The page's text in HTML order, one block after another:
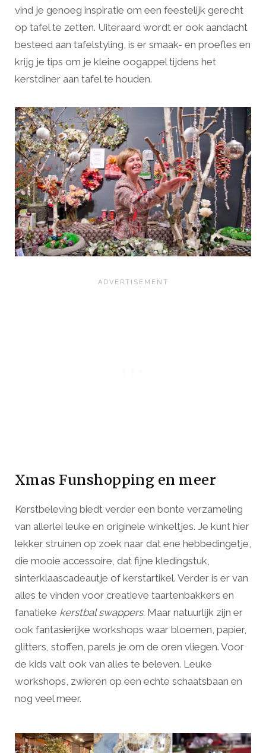
vind je genoeg inspiratie om een feestelijk gerecht
op tafel te zetten. Uiteraard wordt er ook aandacht
besteed aan tafelstyling, is er smaak- en proefles en
krijg je tips om je kleine oogappel tijdens het
kerstdiner aan tafel te houden.
Xmas Funshopping en meer
Kerstbeleving biedt verder een bonte verzameling
van allerlei leuke en originele winkeltjes. Je kunt hier
lekker struinen op zoek naar dat ene hebbedingetje,
die mooie accessoire, dat fijne kledingstuk,
sinterklaascadeautje of kerstartikel. Verder is er van
alles te vinden voor creatieve taartenbakkers en
fanatieke kerstbal swappers. Maar natuurlijk zijn er
ook fantasierijke workshops waar bloemen, papier,
glitters, stoffen, parels je om de oren vliegen. Voor
de kids valt ook van alles te beleven. Leuke
workshops, zwieren op een echte schaatsbaan en
nog veel meer.